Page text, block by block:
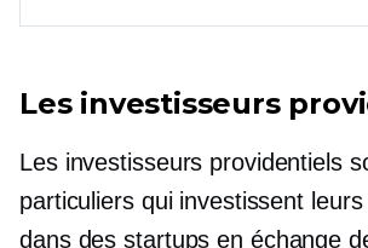
Les investisseurs
Les investisseurs providentiels
particuliers qui investissent
dans des startups en échange